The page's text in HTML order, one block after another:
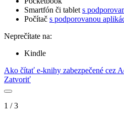
Smartfón či tablet s
Počítač s podporovanou
Neprečítate na:
Kindle
Ako čítať e-knihy zabezpečené cez
Zatvoriť
1 /3